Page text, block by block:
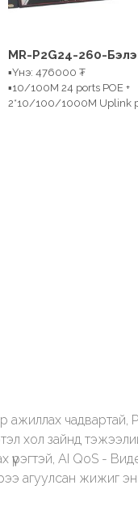
MR-P2G24-260-
▪Үнэ: 476000 ₮
▪10/100M 24 ports POE +
2*10/100/1000M Uplink
чадвартай,
хол зайнд
AI QoS -
агуулсан жижиг